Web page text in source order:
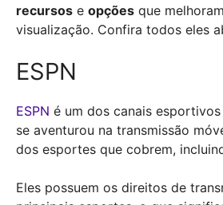
recursos e opções que
visualização. Confira todos eles
ESPN
ESPN é um dos canais
se aventurou na transmissão
dos esportes que cobrem,
Eles possuem os direitos de